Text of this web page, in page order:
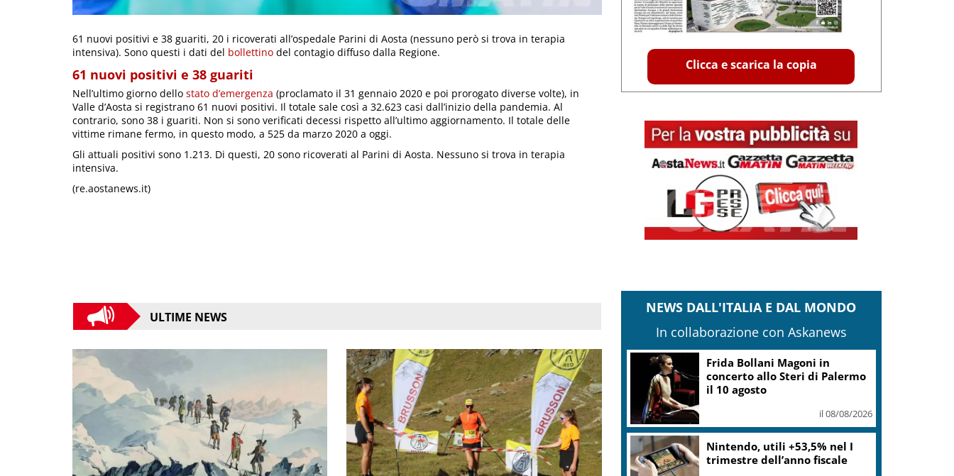
61 nuovi positivi e 38 guariti, 20 i ricoverati all’ospedale Parini di Aosta (nessuno però si trova in terapia
intensiva). Sono questi i dati del bollettino del contagio diffuso dalla Regione.
61 nuovi positivi e 38 guariti
Nell’ultimo giorno dello stato d’emergenza (proclamato il 31 gennaio 2020 e poi prorogato diverse volte), in
Valle d’Aosta si registrano 61 nuovi positivi. Il totale sale così a 32.623 casi dall’inizio della pandemia. Al
contrario, sono 38 i guariti. Non si sono verificati decessi rispetto all’ultimo aggiornamento. Il totale delle
vittime rimane fermo, in questo modo, a 525 da marzo 2020 a oggi.
Gli attuali positivi sono 1.213. Di questi, 20 sono ricoverati al Parini di Aosta. Nessuno si trova in terapia
intensiva.
(re.aostanews.it)
ULTIME NEWS
Clicca e scarica la copia
NEWS DALL'ITALIA E DAL MONDO
In collaborazione con Askanews
Frida Bollani Magoni in
concerto allo Steri di Palermo
il 10 agosto
il 08/08/2026
Nintendo, utili +53,5% nel I
trimestre dell’anno fiscale